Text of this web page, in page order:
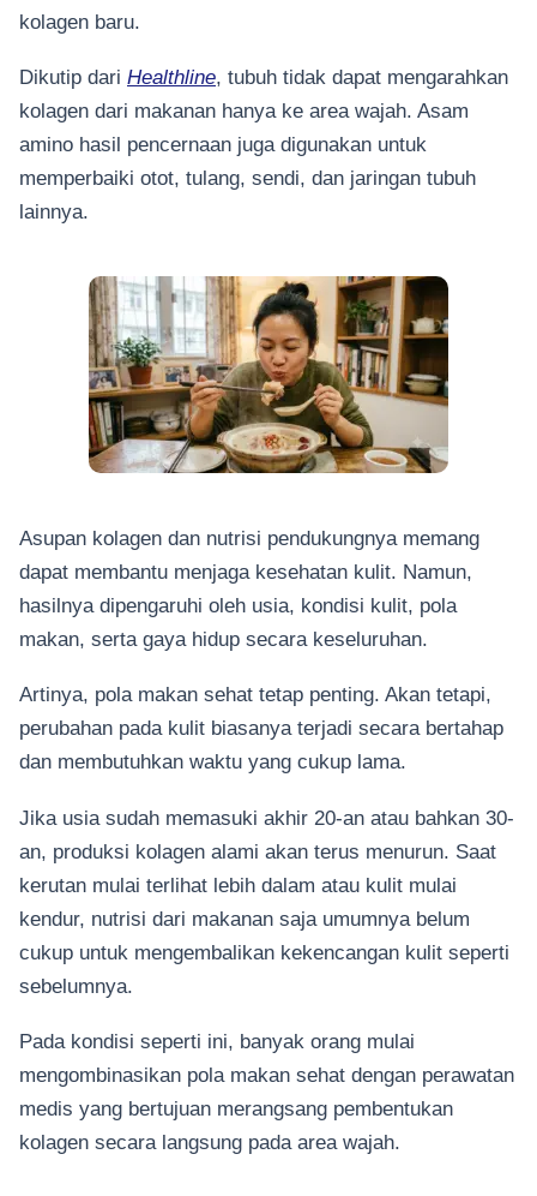
kolagen baru.
Dikutip dari Healthline, tubuh tidak dapat mengarahkan
kolagen dari makanan hanya ke area wajah. Asam
amino hasil pencernaan juga digunakan untuk
memperbaiki otot, tulang, sendi, dan jaringan tubuh
lainnya.
Asupan kolagen dan nutrisi pendukungnya memang
dapat membantu menjaga kesehatan kulit. Namun,
hasilnya dipengaruhi oleh usia, kondisi kulit, pola
makan, serta gaya hidup secara keseluruhan.
Artinya, pola makan sehat tetap penting. Akan tetapi,
perubahan pada kulit biasanya terjadi secara bertahap
dan membutuhkan waktu yang cukup lama.
Jika usia sudah memasuki akhir 20-an atau bahkan 30-
an, produksi kolagen alami akan terus menurun. Saat
kerutan mulai terlihat lebih dalam atau kulit mulai
kendur, nutrisi dari makanan saja umumnya belum
cukup untuk mengembalikan kekencangan kulit seperti
sebelumnya.
Pada kondisi seperti ini, banyak orang mulai
mengombinasikan pola makan sehat dengan perawatan
medis yang bertujuan merangsang pembentukan
kolagen secara langsung pada area wajah.